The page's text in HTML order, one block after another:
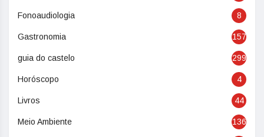
Fonoaudiologia 8
Gastronomia 157
guia do castelo 299
Horóscopo 4
Livros 44
Meio Ambiente 136